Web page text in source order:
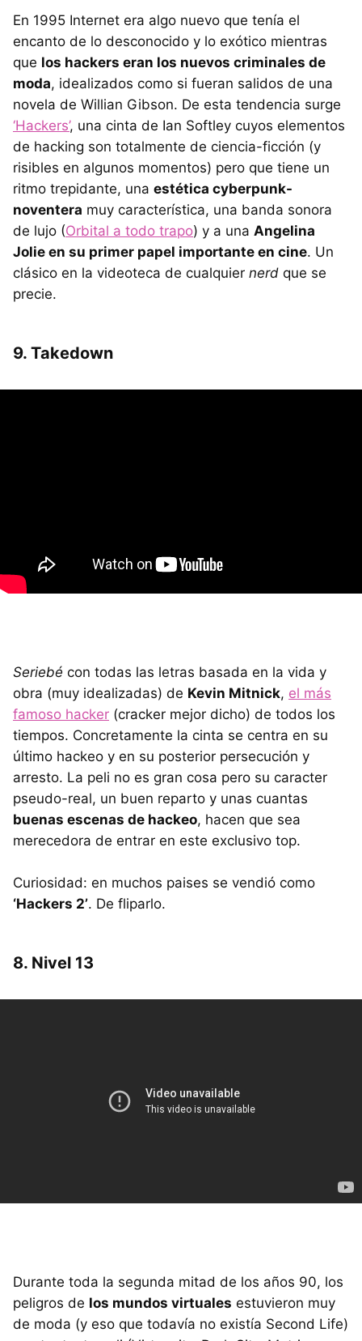
En 1995 Internet era algo nuevo que tenía el
encanto de lo desconocido y lo exótico mientras
que los hackers eran los nuevos criminales de
moda, idealizados como si fueran salidos de una
novela de Willian Gibson. De esta tendencia surge
‘Hackers’, una cinta de Ian Softley cuyos elementos
de hacking son totalmente de ciencia-ficción (y
risibles en algunos momentos) pero que tiene un
ritmo trepidante, una estética cyberpunk-
noventera muy característica, una banda sonora
de lujo (Orbital a todo trapo) y a una Angelina
Jolie en su primer papel importante en cine. Un
clásico en la videoteca de cualquier nerd que se
precie.
9. Takedown
Seriebé con todas las letras basada en la vida y
obra (muy idealizadas) de Kevin Mitnick, el más
famoso hacker (cracker mejor dicho) de todos los
tiempos. Concretamente la cinta se centra en su
último hackeo y en su posterior persecución y
arresto. La peli no es gran cosa pero su caracter
pseudo-real, un buen reparto y unas cuantas
buenas escenas de hackeo, hacen que sea
merecedora de entrar en este exclusivo top.
Curiosidad: en muchos paises se vendió como
‘Hackers 2’. De fliparlo.
8. Nivel 13
Durante toda la segunda mitad de los años 90, los
peligros de los mundos virtuales estuvieron muy
de moda (y eso que todavía no existía Second Life)